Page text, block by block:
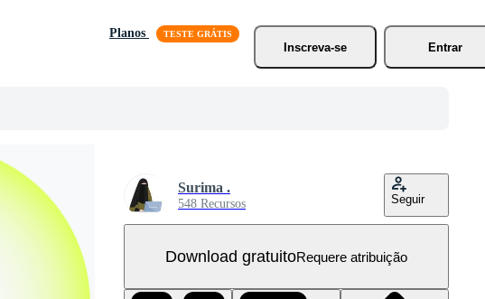
Planos
Inscreva-se
Entrar
Surima .
548 Recursos Seguir
Download gratuitoRequere atribuição